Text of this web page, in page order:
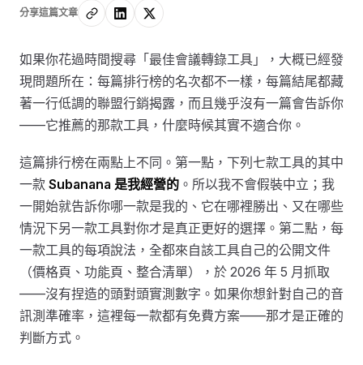
分享這篇文章
如果你花過時間搜尋「最佳會議轉錄工具」，大概已經發
現問題所在：每篇排行榜的名次都不一樣，每篇結尾都藏
著一行低調的聯盟行銷揭露，而且幾乎沒有一篇會告訴你
——它推薦的那款工具，什麼時候其實不適合你。
這篇排行榜在兩點上不同。第一點，下列七款工具的其中
一款 Subanana 是我經營的 。所以我不會假裝中立；我
一開始就告訴你哪一款是我的、它在哪裡勝出、又在哪些
情況下另一款工具對你才是真正更好的選擇。第二點，每
一款工具的每項說法，全都來自該工具自己的公開文件
（價格頁、功能頁、整合清單），於 2026 年 5 月抓取
——沒有捏造的頭對頭實測數字。如果你想針對自己的音
訊測準確率，這裡每一款都有免費方案——那才是正確的
判斷方式。